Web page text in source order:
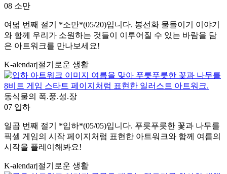
08 소만
여덟 번째 절기 *소만*(05/20)입니다. 봉선화 물들이기 이야기
와 함께 우리가 소원하는 것들이 이루어질 수 있는 바람을 담
은 아트워크를 만나보세요!
K-alendar|절기로운 생활
동식물의 폭.풍.성.장
07 입하
일곱 번째 절기 *입하*(05/05)입니다. 푸릇푸릇한 꽃과 나무를
픽셀 게임의 시작 페이지처럼 표현한 아트워크와 함께 여름의
시작을 플레이해봐요!
K-alendar|절기로운 생활